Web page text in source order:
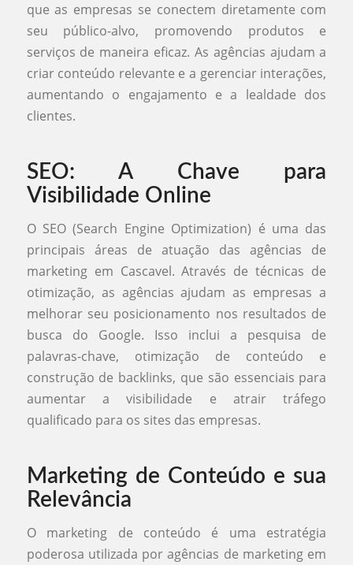
que as empresas se conectem diretamente com
seu público-alvo, promovendo produtos e
serviços de maneira eficaz. As agências ajudam a
criar conteúdo relevante e a gerenciar interações,
aumentando o engajamento e a lealdade dos
clientes.
SEO: A Chave para
Visibilidade Online
O SEO (Search Engine Optimization) é uma das
principais áreas de atuação das agências de
marketing em Cascavel. Através de técnicas de
otimização, as agências ajudam as empresas a
melhorar seu posicionamento nos resultados de
busca do Google. Isso inclui a pesquisa de
palavras-chave, otimização de conteúdo e
construção de backlinks, que são essenciais para
aumentar a visibilidade e atrair tráfego
qualificado para os sites das empresas.
Marketing de Conteúdo e sua
Relevância
O marketing de conteúdo é uma estratégia
poderosa utilizada por agências de marketing em